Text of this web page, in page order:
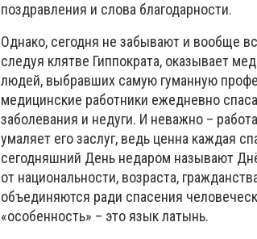
поздравления и слова благодарности.
Однако, сегодня не забывают и вообще
следуя клятве Гиппократа, оказывает
людей, выбравших самую гуманную
медицинские работники ежедневно
заболевания и недуги. И неважно –
умаляет его заслуг, ведь ценна каждая
сегодняшний День недаром называют
от национальности, возраста,
объединяются ради спасения
«особенность» – это язык латынь.